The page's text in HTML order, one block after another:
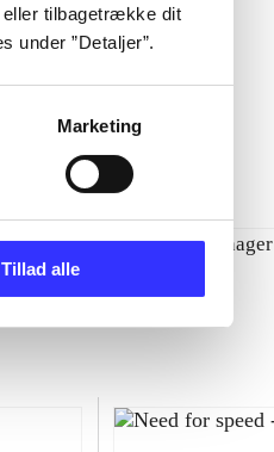
tilbagetrække dit
under ”Detaljer”.
Marketing
Tillad alle
Total club manager